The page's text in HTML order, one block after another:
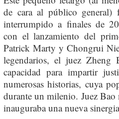
de cara al público general)
interrumpido a finales de
con el lanzamiento del
Patrick Marty y Chongrui
legendarios, el juez
capacidad para impartir
numerosas historias, cuya
durante un milenio. Juez
inauguraba una nueva